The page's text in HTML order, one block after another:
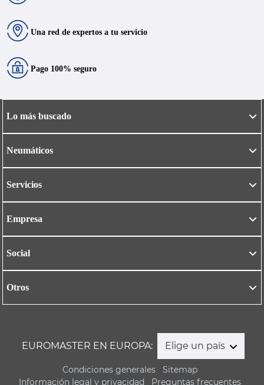
Una red de expertos a tu servicio
Pago 100% seguro
Lo más buscado
Neumáticos
Servicios
Empresa
Social
Otros
EUROMASTER EN EUROPA: Elige un país
Condiciones generales
Sitemap
Información legal y privacidad
Preguntas frecuentes